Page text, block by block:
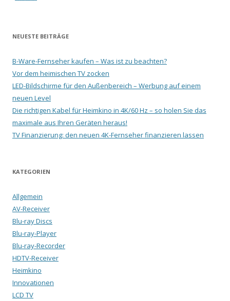
NEUESTE BEITRÄGE
B-Ware-Fernseher kaufen – Was ist zu beachten?
Vor dem heimischen TV zocken
LED-Bildschirme für den Außenbereich – Werbung auf einem
neuen Level
Die richtigen Kabel für Heimkino in 4K/60 Hz – so holen Sie das
maximale aus Ihren Geräten heraus!
TV Finanzierung: den neuen 4K-Fernseher finanzieren lassen
KATEGORIEN
Allgemein
AV-Receiver
Blu-ray Discs
Blu-ray-Player
Blu-ray-Recorder
HDTV-Receiver
Heimkino
Innovationen
LCD TV